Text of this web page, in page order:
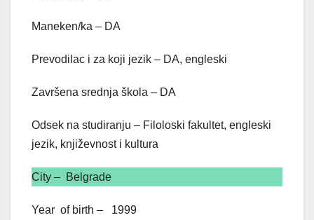
Maneken/ka – DA
Prevodilac i za koji jezik – DA, engleski
Završena srednja škola – DA
Odsek na studiranju – Filoloski fakultet, engleski
jezik, književnost i kultura
City – Belgrade
Year of birth – 1999